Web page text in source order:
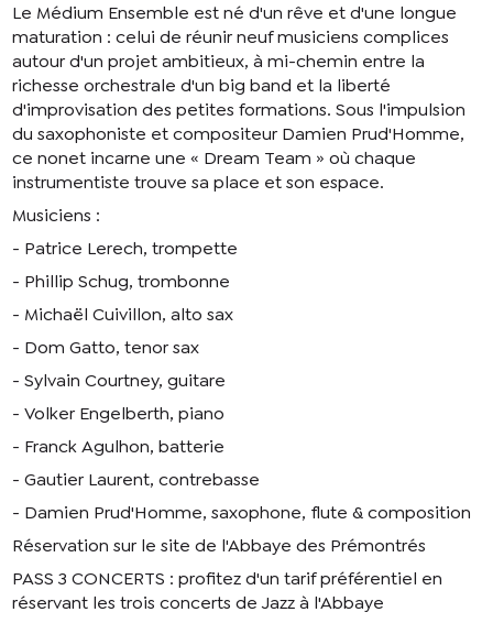
Le Médium Ensemble est né d'un rêve et d'une longue
maturation : celui de réunir neuf musiciens complices
autour d'un projet ambitieux, à mi-chemin entre la
richesse orchestrale d'un big band et la liberté
d'improvisation des petites formations. Sous l'impulsion
du saxophoniste et compositeur Damien Prud'Homme,
ce nonet incarne une « Dream Team » où chaque
instrumentiste trouve sa place et son espace.
Musiciens :
- Patrice Lerech, trompette
- Phillip Schug, trombonne
- Michaël Cuivillon, alto sax
- Dom Gatto, tenor sax
- Sylvain Courtney, guitare
- Volker Engelberth, piano
- Franck Agulhon, batterie
- Gautier Laurent, contrebasse
- Damien Prud'Homme, saxophone, flute & composition
Réservation sur le site de l'Abbaye des Prémontrés
PASS 3 CONCERTS : profitez d'un tarif préférentiel en
réservant les trois concerts de Jazz à l'Abbaye